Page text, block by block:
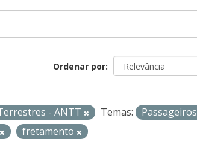
Ordenar por
- ANTT Temas:
Passageiros
fretamento